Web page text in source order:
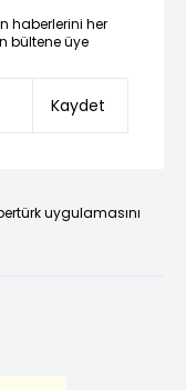
haberlerini her
bültene üye
Kaydet
uygulamasını